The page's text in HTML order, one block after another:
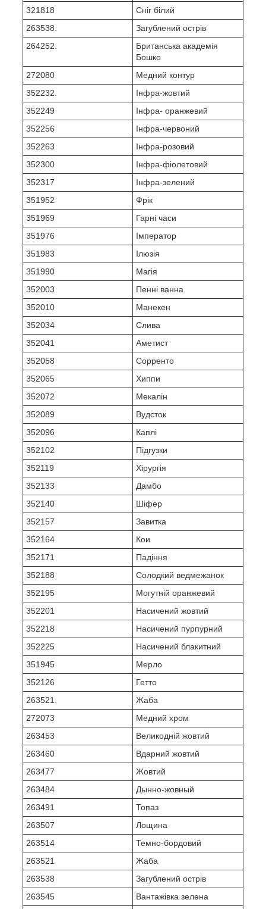
321818
Сніг білий
263538.
Загублений острів
264252.
Британська академія
Бошко
272080
Медний контур
352232.
Інфра-жовтий
352249
Інфра- оранжевий
352256
Інфра-червоний
352263
Інфра-розовий
352300
Інфра-фіолетовий
352317
Інфра-зелений
351952
Фрік
351969
Гарні часи
351976
Імператор
351983
Ілюзія
351990
Магія
352003
Пенні ванна
352010
Манекен
352034
Слива
352041
Аметист
352058
Сорренто
352065
Хиппи
352072
Мекалін
352089
Вудсток
352096
Каплі
352102
Підгузки
352119
Хірургія
352133
Дамбо
352140
Шіфер
352157
Завитка
352164
Кои
352171
Падіння
352188
Солодкий ведмежанок
352195
Могутній оранжевий
352201
Насичений жовтий
352218
Насичений пурпурний
352225
Насичений блакитний
351945
Мерло
352126
Гетто
263521.
Жаба
272073
Медний хром
263453
Великодній жовтий
263460
Вдарний жовтий
263477
Жовтий
263484
Дынно-жовный
263491
Топаз
263507
Лощина
263514
Темно-бордовий
263521
Жаба
263538
Загублений острів
263545
Вантажівка зелена